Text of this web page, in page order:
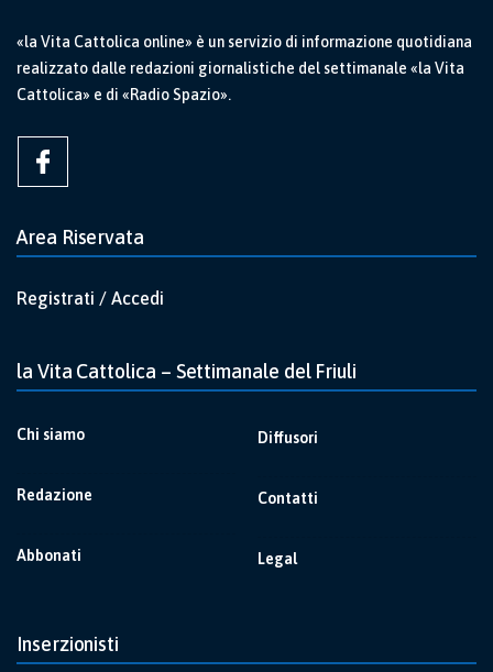
«la Vita Cattolica online» è un servizio di informazione quotidiana
realizzato dalle redazioni giornalistiche del settimanale «la Vita
Cattolica» e di «Radio Spazio».
Area Riservata
Registrati / Accedi
la Vita Cattolica – Settimanale del Friuli
Chi siamo
Redazione
Abbonati
Diffusori
Contatti
Legal
Inserzionisti